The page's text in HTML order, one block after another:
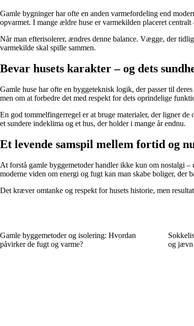
Gamle bygninger har ofte en anden varmefordeling end
opvarmet. I mange ældre huse er varmekilden placeret
Når man efterisolerer, ændres denne balance. Vægge, der
varmekilde skal spille sammen.
Bevar husets karakter – og dets
Gamle huse har ofte en byggeteknisk logik, der passer til
men om at forbedre det med respekt for dets oprindelige
En god tommelfingerregel er at bruge materialer, der ligner
et sundere indeklima og et hus, der holder i mange år endnu.
Et levende samspil mellem fortid og
At forstå gamle byggemetoder handler ikke kun om nostalgi
moderne viden om energi og fugt kan man skabe boliger, der
Det kræver omtanke og respekt for husets historie, men
Gamle byggemetoder og isolering: Hvordan
påvirker de fugt og varme?
og jævn